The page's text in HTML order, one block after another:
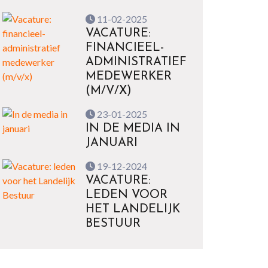
11-02-2025
VACATURE:
FINANCIEEL-
ADMINISTRATIEF
MEDEWERKER
(M/V/X)
23-01-2025
IN DE MEDIA IN
JANUARI
19-12-2024
VACATURE:
LEDEN VOOR
HET LANDELIJK
BESTUUR